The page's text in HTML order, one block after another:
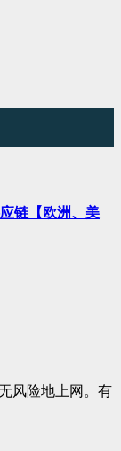
链【欧洲、美
风险地上网。有